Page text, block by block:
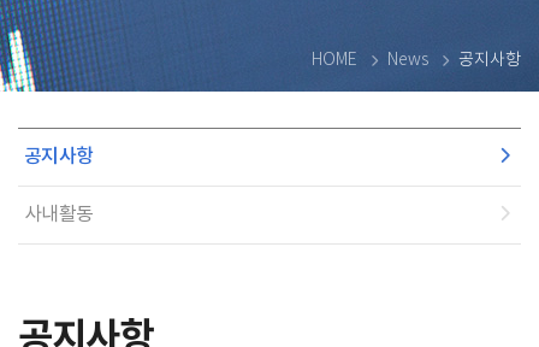
HOME News 공지사항
공지사항
사내활동